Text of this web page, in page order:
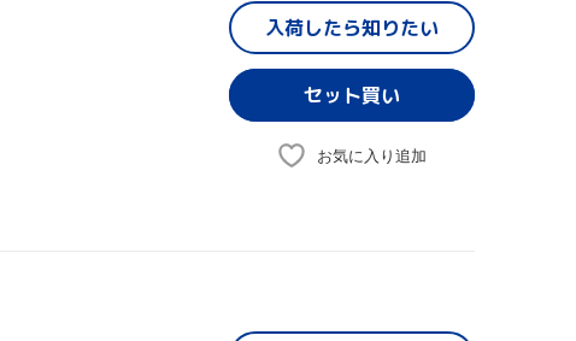
入荷したら知りたい
お気に入り追加